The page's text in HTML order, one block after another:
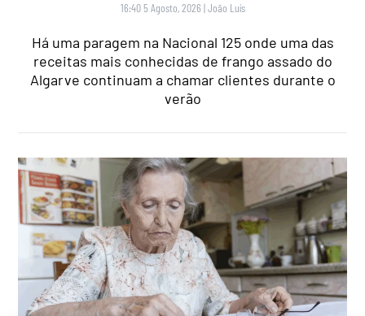
16:40 5 Agosto, 2026 |João Luís
Há uma paragem na Nacional 125 onde uma das
receitas mais conhecidas de frango assado do
Algarve continuam a chamar clientes durante o
verão